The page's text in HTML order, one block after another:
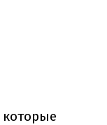
которые